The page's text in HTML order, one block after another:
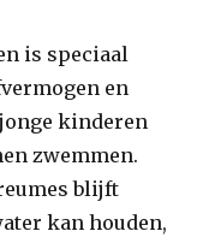
is speciaal
en
kinderen
zwemmen.
blijft
kan houden,